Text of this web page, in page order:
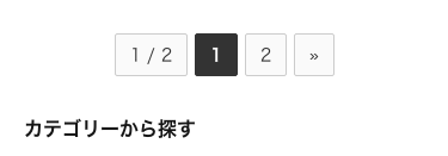
1 / 2 1 2 »
カテゴリーから探す